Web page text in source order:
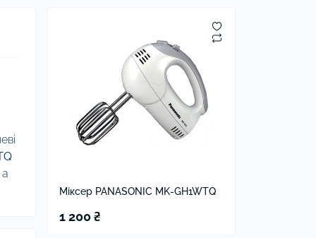
Міксер PANASONIC MK-GH1WTQ
1 200 ₴